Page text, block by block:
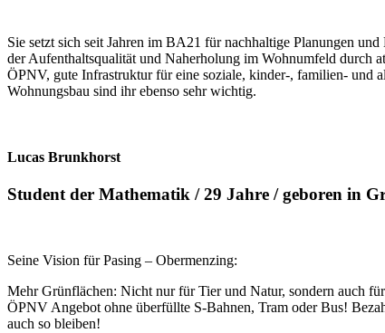
Sie setzt sich seit Jahren im BA21 für nachhaltige Planungen
der Aufenthaltsqualität und Naherholung im Wohnumfeld durch
ÖPNV, gute Infrastruktur für eine soziale, kinder-, familien- und
Wohnungsbau sind ihr ebenso sehr wichtig.
Lucas Brunkhorst
Student der Mathematik / 29 Jahre / geboren in
Seine Vision für Pasing – Obermenzing:
Mehr Grünflächen: Nicht nur für Tier und Natur, sondern auch
ÖPNV Angebot ohne überfüllte S-Bahnen, Tram oder Bus!
auch so bleiben!